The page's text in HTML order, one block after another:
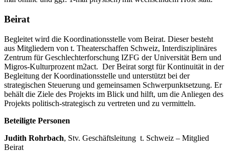
Beirat
Begleitet wird die Koordinationsstelle vom Beirat. Dieser besteht
aus Mitgliedern von t. Theaterschaffen Schweiz, Interdisziplinäres
Zentrum für Geschlechterforschung IZFG der Universität Bern und
Migros-Kulturprozent m2act. Der Beirat sorgt für Kontinuität in der
Begleitung der Koordinationsstelle und unterstützt bei der
strategischen Steuerung und gemeinsamen Schwerpunktsetzung. Er
behält die Ziele des Projekts im Blick und hilft, um die Anliegen des
Projekts politisch-strategisch zu vertreten und zu vermitteln.
Beteiligte Personen
Judith Rohrbach, Stv. Geschäftsleitung t. Schweiz – Mitglied
Beirat